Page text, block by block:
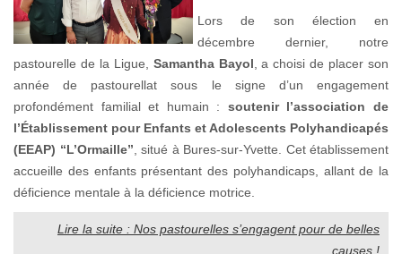
Lors de son élection en
décembre dernier, notre
pastourelle de la Ligue, Samantha Bayol , a choisi de placer son
année de pastourellat sous le signe d’un engagement
profondément familial et humain : soutenir l’association de
l’Établissement pour Enfants et Adolescents Polyhandicapés
(EEAP) “L’Ormaille” , situé à Bures-sur-Yvette. Cet établissement
accueille des enfants présentant des polyhandicaps, allant de la
déficience mentale à la déficience motrice.
Lire la suite : Nos pastourelles s’engagent pour de belles
causes !